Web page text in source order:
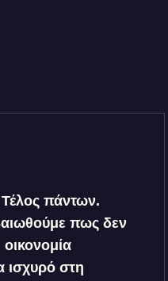
πάντων.
πως δεν
ισχυρό στη